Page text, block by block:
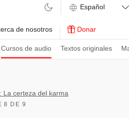
Cursos de audio Textos originales
de nosotros Donar
La certeza del karma
8 DE 9